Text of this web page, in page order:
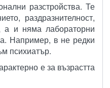
разстройства. Те
раздразнителност,
а и няма лабораторни
Например, в не редки
психиатър.
е за възрастта